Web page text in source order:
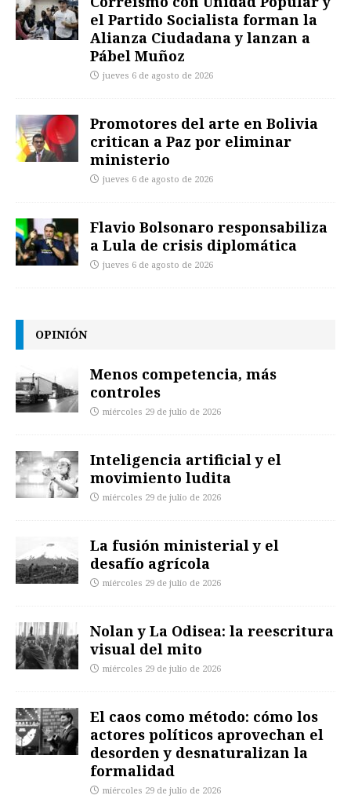
el Partido Socialista forman la
Alianza Ciudadana y lanzan a
Pábel Muñoz
jueves 6 de agosto de 2026
Promotores del arte en Bolivia
critican a Paz por eliminar
ministerio
jueves 6 de agosto de 2026
Flavio Bolsonaro responsabiliza
a Lula de crisis diplomática
jueves 6 de agosto de 2026
OPINIÓN
Menos competencia, más
controles
miércoles 29 de julio de 2026
Inteligencia artificial y el
movimiento ludita
miércoles 29 de julio de 2026
La fusión ministerial y el
desafío agrícola
miércoles 29 de julio de 2026
Nolan y La Odisea: la reescritura
visual del mito
miércoles 29 de julio de 2026
El caos como método: cómo los
actores políticos aprovechan el
desorden y desnaturalizan la
formalidad
miércoles 29 de julio de 2026